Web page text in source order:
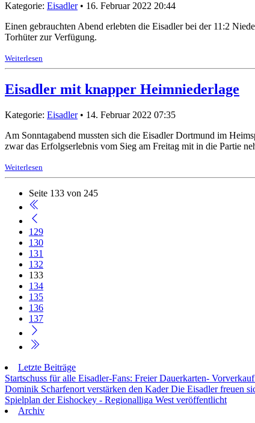
Kategorie: Eisadler• 16. Februar 2022 20:44
Einen gebrauchten Abend erlebten die Eisadler bei der 11:2
Torhüter zur Verfügung.
Weiterlesen
Eisadler mit knapper Heimniederlage
Kategorie: Eisadler• 14. Februar 2022 07:35
Am Sonntagabend mussten sich die Eisadler Dortmund im
zwar das Erfolgserlebnis vom Sieg am Freitag mit in die Partie
Weiterlesen
Seite 133 von 245
129
130
131
132
133
134
135
136
137
Letzte Beiträge
Startschuss für alle Eisadler-Fans: Freier Dauerkarten-
Dominik Scharfenort verstärken den KaderDie Eisadler freuen
Spielplan der Eishockey - Regionalliga West veröffentlicht
Archiv